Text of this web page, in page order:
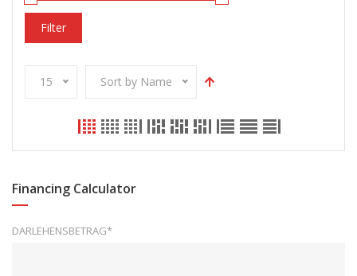
Filter
15 Sort by Name
Financing Calculator
DARLEHENSBETRAG*